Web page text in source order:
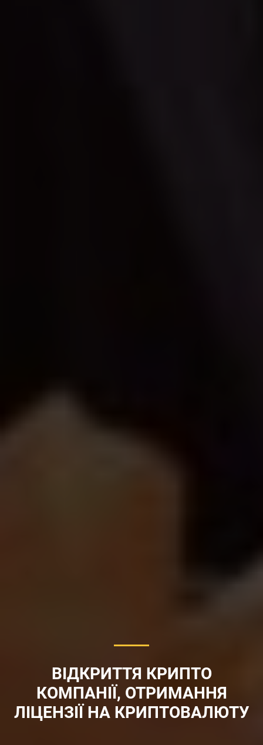
ВІДКРИТТЯ КРИПТО
КОМПАНІЇ, ОТРИМАННЯ
ЛІЦЕНЗІЇ НА КРИПТОВАЛЮТУ